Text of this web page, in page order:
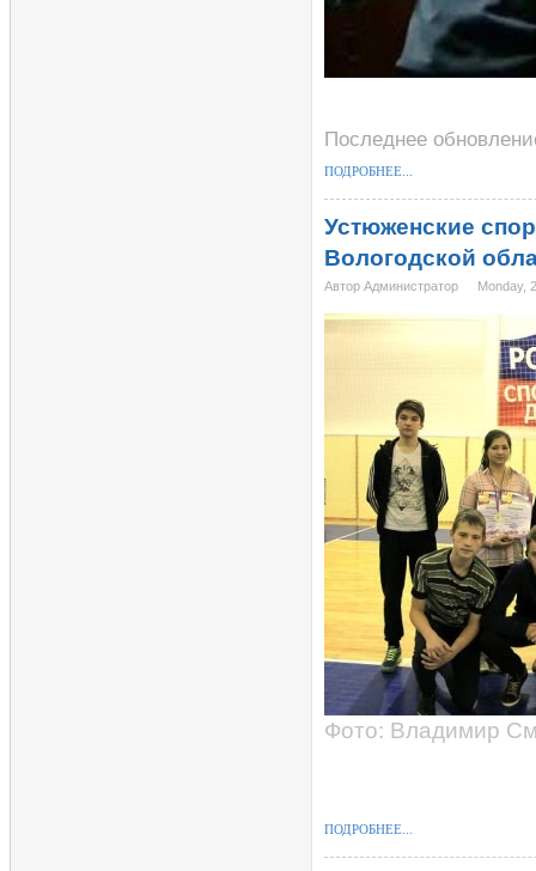
Последнее
ПОДРОБНЕЕ...
Устюженские
Вологодской
Автор Администратор Monday,
Фото: Владимир
ПОДРОБНЕЕ...